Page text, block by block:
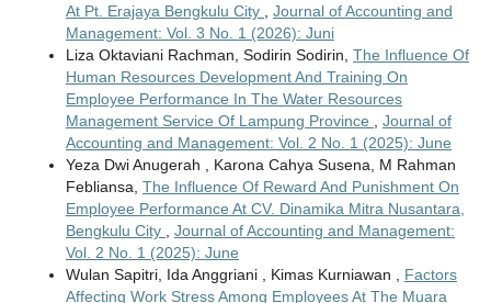
At Pt. Erajaya Bengkulu City , Journal of Accounting and
Management: Vol. 3 No. 1 (2026): Juni
Liza Oktaviani Rachman, Sodirin Sodirin, The Influence Of
Human Resources Development And Training On
Employee Performance In The Water Resources
Management Service Of Lampung Province , Journal of
Accounting and Management: Vol. 2 No. 1 (2025): June
Yeza Dwi Anugerah , Karona Cahya Susena, M Rahman
Febliansa, The Influence Of Reward And Punishment On
Employee Performance At CV. Dinamika Mitra Nusantara,
Bengkulu City , Journal of Accounting and Management:
Vol. 2 No. 1 (2025): June
Wulan Sapitri, Ida Anggriani , Kimas Kurniawan , Factors
Affecting Work Stress Among Employees At The Muara